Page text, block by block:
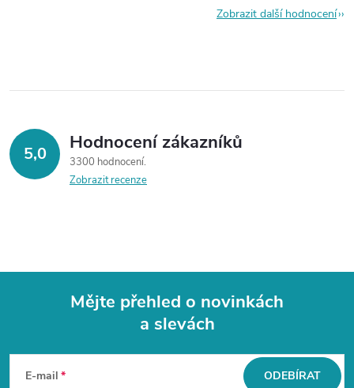
Zobrazit další hodnocení
5,0 Hodnocení zákazníků
3300 hodnocení
Zobrazit recenze
Mějte přehled o novinkách
a slevách
E-mail ODEBÍRAT